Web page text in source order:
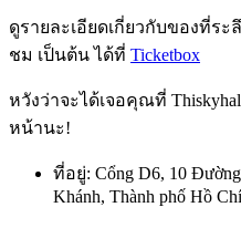
ดูรายละเอียดเกี่ยวกับของที่ร
ชม เป็นต้น ได้ที่ Ticketbox
หวังว่าจะได้เจอคุณที่
หน้านะ!
ที่อยู่: Cổng D6, 10
Khánh, Thành phố Hồ